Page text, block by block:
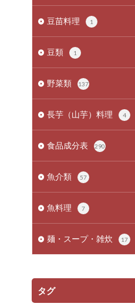
豆苗料理 1
豆類 1
野菜類 137
長芋（山芋）料理 4
食品成分表 290
魚介類 57
魚料理 7
麺・スープ・雑炊 17
タグ